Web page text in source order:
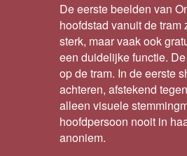
De eerste beelden van
hoofdstad vanuit de
sterk, maar vaak ook
een duidelijke functie.
op de tram. In de eerste
achteren, afstekend
alleen visuele
hoofdpersoon nooit in
anoniem.